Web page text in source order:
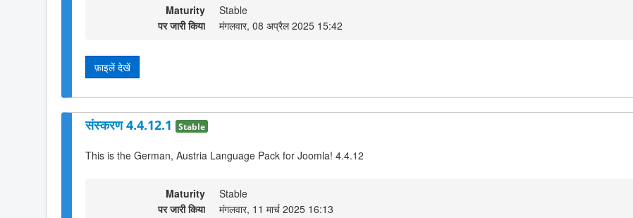
Maturity
Stable
पर जारी किया
मंगलवार, 08 अप्रैल 2025 15:42
फ़ाइलें देखें
संस्करण 4.4.12.1 Stable
This is the German, Austria Language Pack for Joomla! 4.4.12
Maturity
Stable
पर जारी किया
मंगलवार, 11 मार्च 2025 16:13